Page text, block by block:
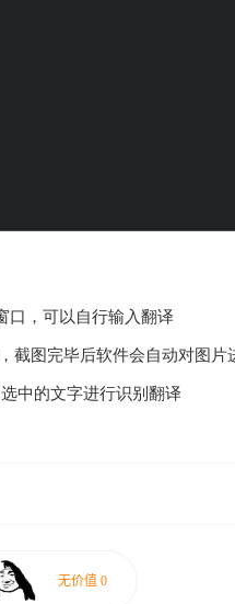
口，可以自行输入翻译
截图完毕后软件会自动对图片
中的文字进行识别翻译